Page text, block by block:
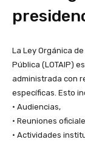
La Ley Orgánica
Pública (LOTAIP)
administrada con
específicas. Esto
• Audiencias,
• Reuniones
• Actividades